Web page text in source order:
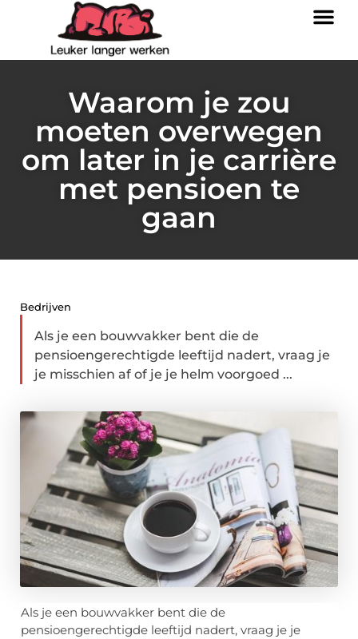
Waarom je zou
moeten overwegen
om later in je carrière
met pensioen te
gaan
Bedrijven
Als je een bouwvakker bent die de
pensioengerechtigde leeftijd nadert, vraag je
je misschien af ​​of je je helm voorgoed ...
Als je een bouwvakker bent die de
pensioengerechtigde leeftijd nadert, vraag je je